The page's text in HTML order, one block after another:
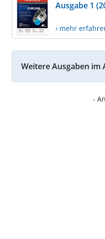
Ausgabe 1
› mehr
Weitere Ausgaben im
-